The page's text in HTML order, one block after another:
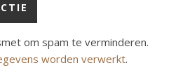
om spam te verminderen.
worden verwerkt.